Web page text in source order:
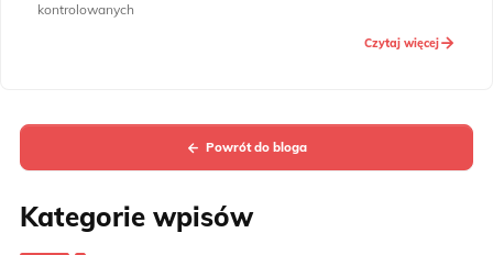
kontrolowanych
Czytaj więcej
Powrót do bloga
Kategorie wpisów